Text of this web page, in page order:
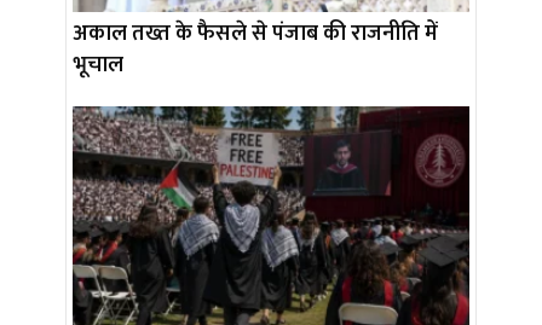
अकाल तख्त के फैसले से पंजाब की राजनीति में
भूचाल